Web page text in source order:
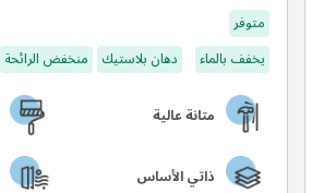
متوفر
يخفف بالماء
دهان بلاستيك منخفض الرائحة
متانة عالية
ذاتي الأساس